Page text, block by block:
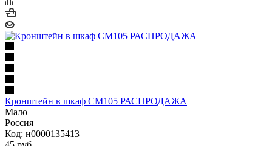
Кронштейн в шкаф СМ105 РАСПРОДАЖА
Мало
Россия
Код: н0000135413